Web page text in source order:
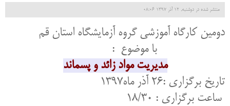
منتشر شده در دوشنبه, 12 آذر 1397 08:06
دومین کارگاه آموزشی گروه آزمایشگاه استان قم
با موضوع :
مدیریت مواد زائد و پسماند
تاریخ برگزاری :26 آذر ماه1397
ساعت برگزاری : 18/30